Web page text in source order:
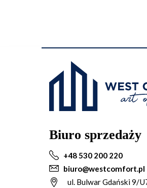
Biuro sprzedaży
+48 530 200 220
biuro@westcomfort.pl
ul. Bulwar Gdański 9/